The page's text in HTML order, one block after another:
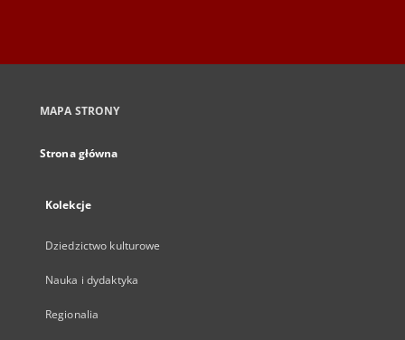
MAPA STRONY
Strona główna
Kolekcje
Dziedzictwo kulturowe
Nauka i dydaktyka
Regionalia